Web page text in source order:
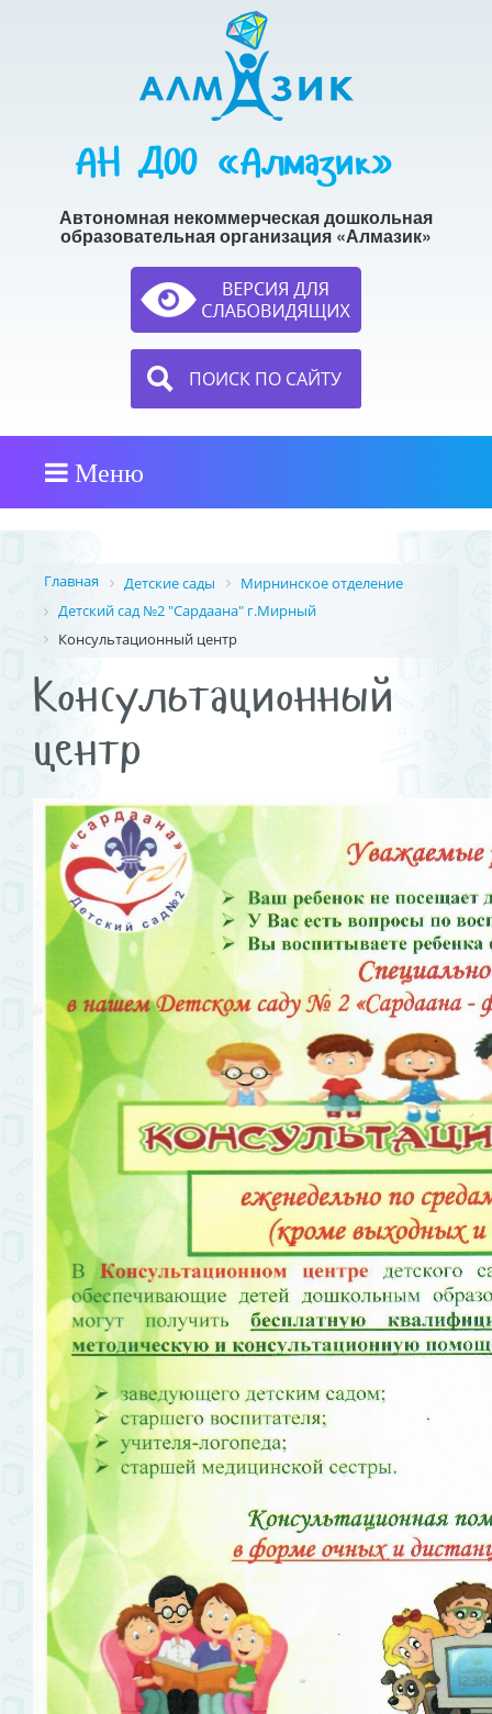
АН ДОО «Алмазик»
Автономная некоммерческая дошкольная
образовательная организация «Алмазик»
ПОИСК ПО САЙТУ
Меню
Главная Детские сады
Мирнинское отделение
Детский сад №2 "Сардаана" г.Мирный
Консультационный центр
Консультационный
центр